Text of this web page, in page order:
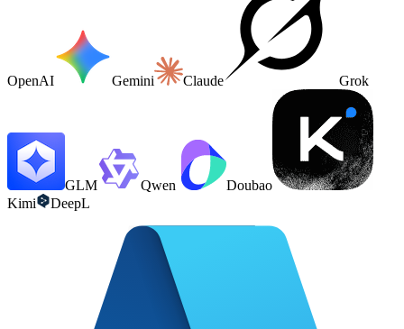
OpenAI Gemini Claude Grok
GLM Qwen
Doubao
Kimi
DeepL